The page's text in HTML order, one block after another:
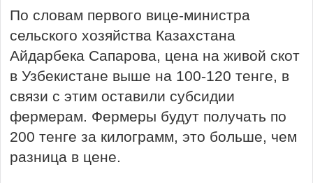
По словам первого вице-министра
сельского хозяйства Казахстана
Айдарбека Сапарова, цена на живой скот
в Узбекистане выше на 100-120 тенге, в
связи с этим оставили субсидии
фермерам. Фермеры будут получать по
200 тенге за килограмм, это больше, чем
разница в цене.